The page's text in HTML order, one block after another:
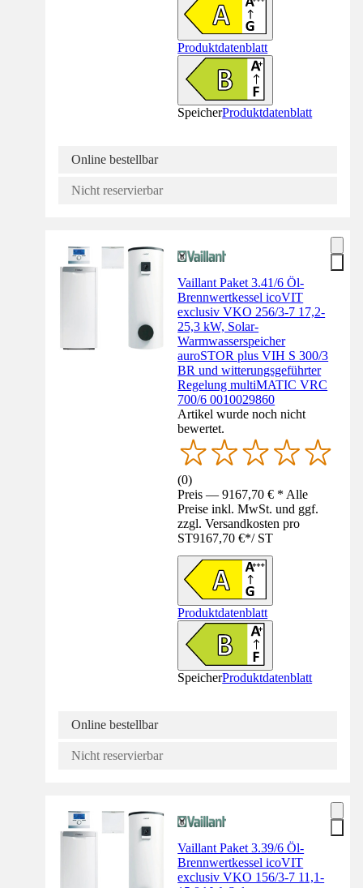
Produktdatenblatt
SpeicherProduktdatenblatt
Online bestellbar
Nicht reservierbar
Vaillant Paket 3.41/6 Öl-
Brennwertkessel icoVIT
exclusiv VKO 256/3-7 17,2-
25,3 kW, Solar-
Warmwasserspeicher
auroSTOR plus VIH S 300/3
BR und witterungsgeführter
Regelung multiMATIC VRC
700/6 0010029860
Artikel wurde noch nicht
bewertet.
(0)
Preis — 9167,70 € * Alle
Preise inkl. MwSt. und ggf.
zzgl. Versandkosten pro
ST9167,70 €*/ ST
Produktdatenblatt
SpeicherProduktdatenblatt
Online bestellbar
Nicht reservierbar
Vaillant Paket 3.39/6 Öl-
Brennwertkessel icoVIT
exclusiv VKO 156/3-7 11,1-